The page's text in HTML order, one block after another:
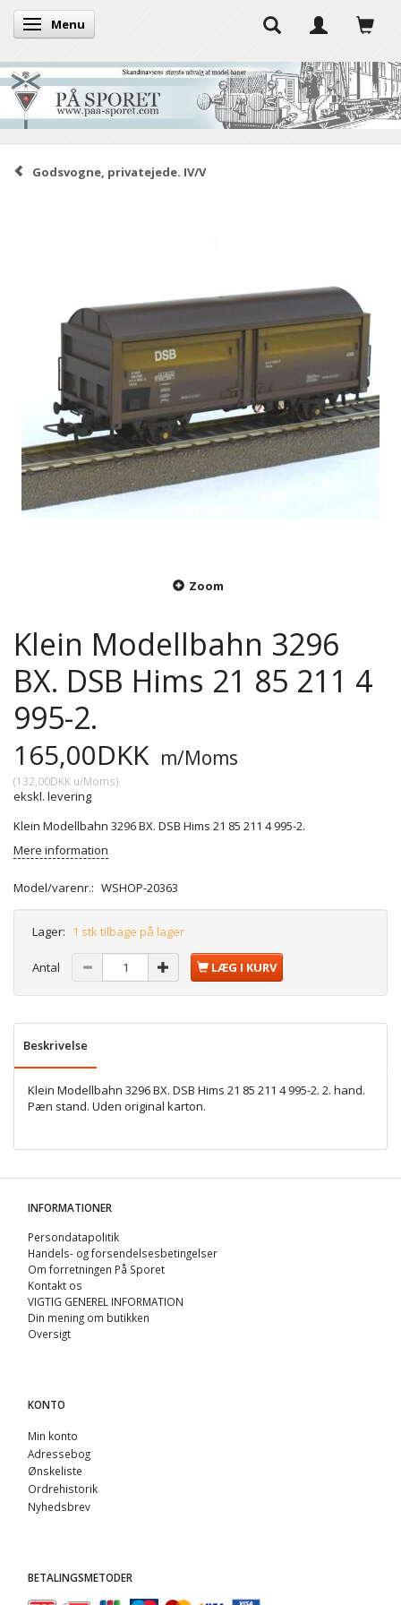
Skifte navigation
Menu
Godsvogne, privatejede. IV/V
Zoom
Klein Modellbahn 3296
BX. DSB Hims 21 85 211 4
995-2.
165,00DKK m/Moms
(132,00DKK u/Moms)
ekskl. levering
Klein Modellbahn 3296 BX. DSB Hims 21 85 211 4 995-2.
Mere information
Model/varenr.: WSHOP-20363
Lager: 1 stk tilbage på lager
Antal LÆG I KURV
Beskrivelse
Klein Modellbahn 3296 BX. DSB Hims 21 85 211 4 995-2. 2. hand.
Pæn stand. Uden original karton.
INFORMATIONER
Persondatapolitik
Handels- og forsendelsesbetingelser
Om forretningen På Sporet
Kontakt os
VIGTIG GENEREL INFORMATION
Din mening om butikken
Oversigt
KONTO
Min konto
Adressebog
Ønskeliste
Ordrehistorik
Nyhedsbrev
BETALINGSMETODER